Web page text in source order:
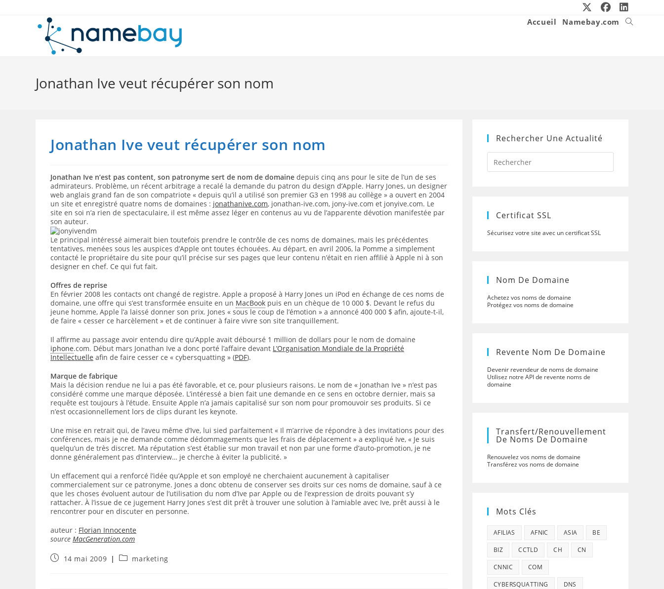
Accueil Namebay.com
Toggle
Jonathan Ive veut récupérer son nom
Jonathan Ive veut récupérer son nom
Jonathan Ive n’est pas content, son patronyme sert de nom de domaine depuis cinq ans pour le site de l’un de ses
admirateurs. Problème, un récent arbitrage a recalé la demande du patron du design d’Apple. Harry Jones, un designer
web anglais grand fan de son compatriote « depuis qu’il a utilisé son premier G3 en 1998 au collège » a ouvert en 2004
un site et enregistré quatre noms de domaines : jonathanive.com, jonathan-ive.com, jony-ive.com et jonyive.com. Le
site en soi n’a rien de spectaculaire, il est même assez léger en contenus au vu de l’apparente dévotion manifestée par
son auteur.
Le principal intéressé aimerait bien toutefois prendre le contrôle de ces noms de domaines, mais les précédentes
tentatives, menées sous les auspices d’Apple ont toutes échouées. Au départ, en avril 2006, la Pomme a simplement
contacté le propriétaire du site pour qu’il précise sur ses pages que leur contenu n’était en rien affilié à Apple ni à son
designer en chef. Ce qui fut fait.
Offres de reprise
En février 2008 les contacts ont changé de registre. Apple a proposé à Harry Jones un iPod en échange de ces noms de
domaine, une offre qui s’est transformée ensuite en un MacBook puis en un chèque de 10 000 $. Devant le refus du
jeune homme, Apple l’a laissé donner son prix. Jones « sous le coup de l’émotion » a annoncé 400 000 $ afin, ajoute-t-il,
de faire « cesser ce harcèlement » et de continuer à faire vivre son site tranquillement.
Il affirme au passage avoir entendu dire qu’Apple avait déboursé 1 million de dollars pour le nom de domaine
iphone.com. Début mars Jonathan Ive a donc porté l’affaire devant L’Organisation Mondiale de la Propriété
Intellectuelle afin de faire cesser ce « cybersquatting » (PDF).
Marque de fabrique
Mais la décision rendue ne lui a pas été favorable, et ce, pour plusieurs raisons. Le nom de « Jonathan Ive » n’est pas
considéré comme une marque déposée. L’intéressé a bien fait une demande en ce sens en octobre dernier, mais sa
requête est toujours à l’étude. Ensuite Apple n’a jamais capitalisé sur son nom pour promouvoir ses produits. Si ce
n’est occasionnellement lors de clips durant les keynote.
Une mise en retrait qui, de l’aveu même d’Ive, lui sied parfaitement « Il m’arrive de répondre à des invitations pour des
conférences, mais je ne demande comme dédommagements que les frais de déplacement » a expliqué Ive, « Je suis
quelqu’un de très discret. Ma réputation s’est établie sur mon travail et non par une forme d’auto-promotion, je ne
donne généralement pas d’interview… je cherche à éviter la publicité. »
Un effacement qui a renforcé l’idée qu’Apple et son employé ne cherchaient aucunement à capitaliser
commercialement sur ce patronyme. Jones a donc obtenu de conserver ses droits sur ces noms de domaine, sauf à ce
que les choses évoluent autour de l’utilisation du nom d’Ive par Apple ou de l’expression de droits pouvant s’y
rattacher. À l’issue de ce jugement Harry Jones s’est dit prêt à trouver une solution à l’amiable avec Ive, prêt aussi à le
rencontrer pour en discuter en personne.
auteur : Florian Innocente
source MacGeneration.com
Publication
14 mai 2009
Postmarketing
Rechercher Une Actualité
Press
to
Certificat SSL
Sécurisez votre site avec un certificat SSL
Nom De Domaine
Achetez vos noms de domaine
Protégez vos noms de domaine
Revente Nom De Domaine
Devenir revendeur de noms de domaine
Utilisez notre API de revente noms de
domaine
Transfert/renouvellement
De Noms De Domaine
Renouvelez vos noms de domaine
Transférez vos noms de domaine
Mots Clés
AFILIAS AFNIC ASIA BE
BIZ CCTLD CH CN
CNNIC COM
CYBERSQUATTING DNS